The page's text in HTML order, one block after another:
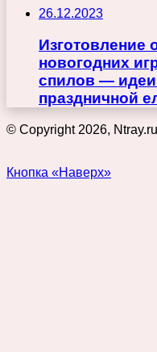
26.12.2023
Изготовление
новогодних
спилов —
праздничной
© Copyright 2026, Ntray.ru
Кнопка «Наверх»